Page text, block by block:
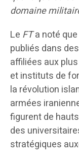
domaine
Le FTa noté
publiés dans
affiliées aux
et instituts de
la révolution
armées
figurent de
des
stratégiques